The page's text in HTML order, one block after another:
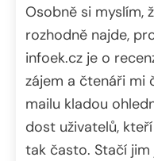
Osobně si myslím,
rozhodně najde,
infoek.cz je o
zájem a čtenáři mi
mailu kladou
dost uživatelů,
tak často. Stačí jim